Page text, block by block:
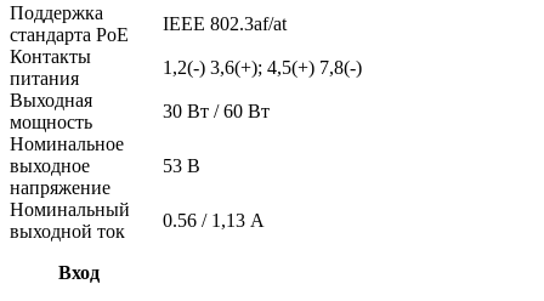
Поддержка
стандарта PoE
IEEE 802.3af/at
Контакты
питания
1,2(-) 3,6(+); 4,5(+) 7,8(-)
Выходная
мощность
30 Вт / 60 Вт
Номинальное
выходное
напряжение
53 В
Номинальный
выходной ток
0.56 / 1,13 А
Вход